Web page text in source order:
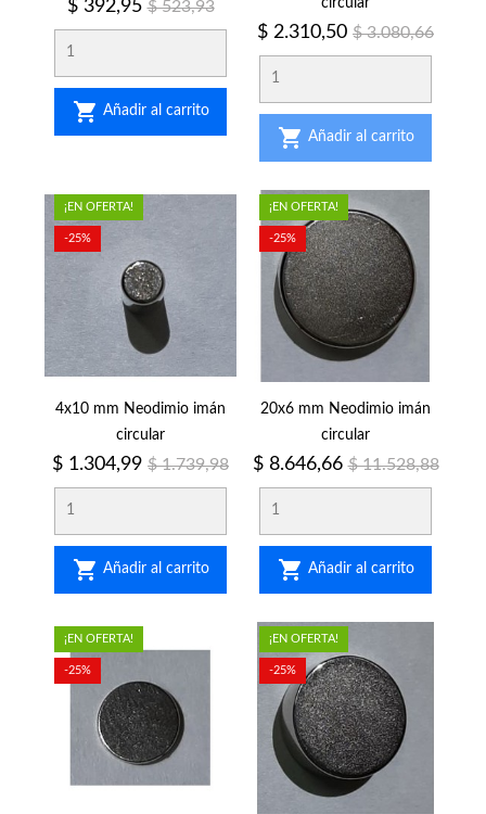
Precio
$ 392,95 Precio
regular
$ 523,93
 Añadir al carrito
Precio
$ 2.310,50 Precio
regular
$ 3.080,66
 Añadir al carrito
4x10 mm Neodimio imán
circular
Precio
$ 1.304,99 Precio
regular
$ 1.739,98
 Añadir al carrito
¡EN OFERTA!
-25%
20x6 mm Neodimio imán
circular
Precio
$ 8.646,66 Precio
regular
$ 11.528,88
 Añadir al carrito
¡EN OFERTA!
-25%
¡EN OFERTA!
-25%
¡EN OFERTA!
-25%